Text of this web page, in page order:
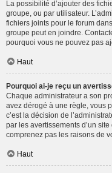
La possibilité d’ajouter des
groupe, ou par utilisateur.
fichiers joints pour le forum
groupe peut en joindre.
pourquoi vous ne pouvez pas
Haut
Pourquoi ai-je reçu un
Chaque administrateur a son
avez dérogé à une règle, vous
c’est la décision de
par les avertissements d’un
comprenez pas les raisons de
Haut